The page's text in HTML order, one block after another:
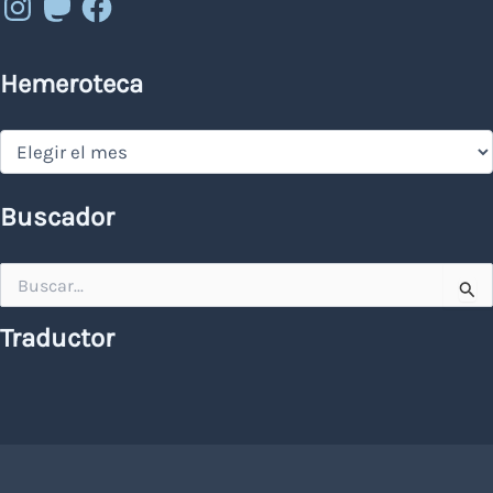
Hemeroteca
Hemeroteca
Buscador
por:
Traductor